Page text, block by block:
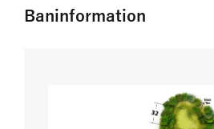
Baninformation